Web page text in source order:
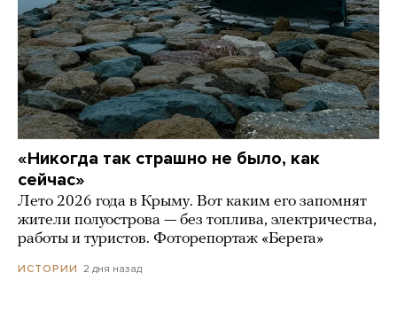
«Никогда так страшно не было, как
сейчас»
Лето 2026 года в Крыму. Вот каким его запомнят
жители полуострова — без топлива, электричества,
работы и туристов. Фоторепортаж «Берега»
ИСТОРИИ 2 дня назад